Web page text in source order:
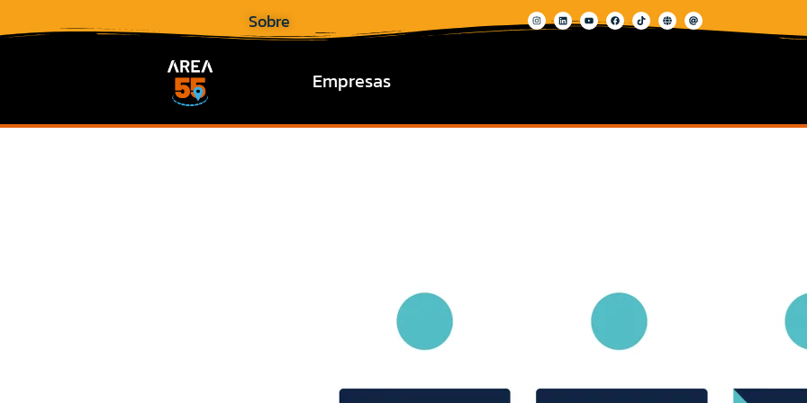
Sobre
Empresas